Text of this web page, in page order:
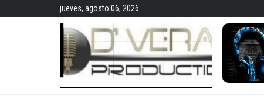
jueves, agosto 06, 2026